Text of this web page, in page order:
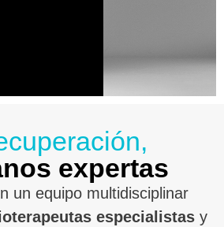
expertas
un equipo multidisciplinar
especialistasy